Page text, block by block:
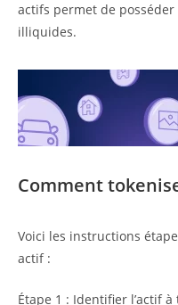
actifs permet de
illiquides.
Comment
Voici les instructions
actif :
Étape 1 : Identifier l’actif